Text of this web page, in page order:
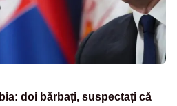
doi bărbați, suspectați că